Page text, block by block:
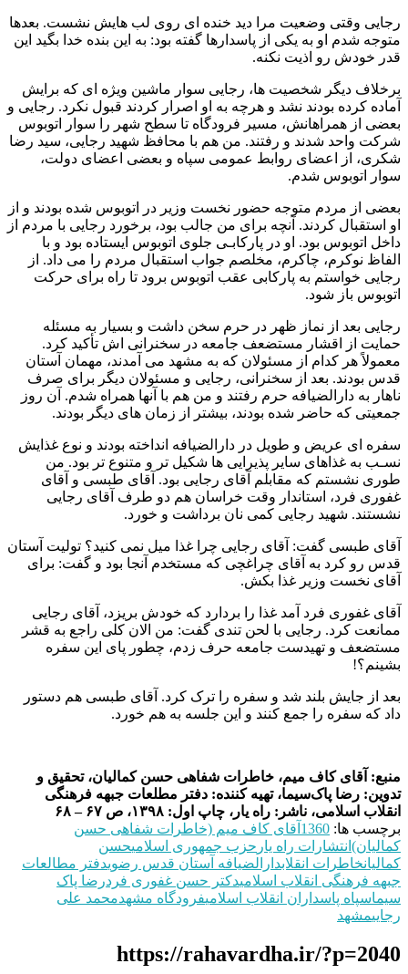
رجایی وقتی وضعیت مرا دید خنده ای روی لب هایش نشست. بعدها
متوجه شدم او به یکی از پاسدارها گفته بود: به این بنده خدا بگید این
قدر خودش رو اذیت نکنه.
برخلاف دیگر شخصیت ها، رجایی سوار ماشین ویژه ای که برایش
آماده کرده بودند نشد و هرچه به او اصرار کردند قبول نکرد. رجایی و
بعضی از همراهانش، مسیر فرودگاه تا سطح شهر را سوار اتوبوس
شرکت واحد شدند و رفتند. من هم با محافظ شهید رجایی، سید رضا
شکری، از اعضای روابط عمومی سپاه و بعضی اعضای دولت،
سوار اتوبوس شدم.
بعضی از مردم متوجه حضور نخست وزیر در اتوبوس شده بودند و از
او استقبال کردند. آنچه برای من جالب بود، برخورد رجایی با مردم از
داخل اتوبوس بود. او در پارکابـی جلوی اتوبوس ایستاده بود و با
الفاظ نوکرم، چاکرم، مخلصم جواب استقبال مردم را می داد. از
رجایی خواستم به پارکابی عقب اتوبوس برود تا راه برای حرکت
اتوبوس باز شود.
رجایی بعد از نماز ظهر در حرم سخن داشت و بسیار به مسئله
حمایت از اقشار مستضعف جامعه در سخنرانی اش تأکید کرد.
معمولاً هر کدام از مسئولان که به مشهد می آمدند، مهمان آستان
قدس بودند. بعد از سخنرانی، رجایی و مسئولان دیگر برای صرف
ناهار به دارالضیافه حرم رفتند و من هم با آنها همراه شدم. آن روز
جمعیتی که حاضر شده بودند، بیشتر از زمان های دیگر بودند.
سفره ای عریض و طویل در دارالضیافه انداخته بودند و نوع غذایش
نسـب به غذاهای سایر پذیرایی ها شکیل تر و متنوع تر بود. من
طوری نشستم که مقابلم آقای رجایی بود. آقای طبسی و آقای
غفوری فرد، استاندار وقت خراسان هم دو طرف آقای رجایی
نشستند. شهید رجایی کمی نان برداشت و خورد.
آقای طبسی گفت: آقای رجایی چرا غذا میل نمی کنید؟ تولیت آستان
قدس رو کرد به آقای چراغچی که مستخدم آنجا بود و گفت: برای
آقای نخست وزیر غذا بکش.
آقای غفوری فرد آمد غذا را بردارد که خودش بریزد، آقای رجایی
ممانعت کرد. رجایی با لحن تندی گفت: من الان کلی راجع به قشر
مستضعف و تهیدست جامعه حرف زدم، چطور پای این سفره
بشینم؟!
بعد از جایش بلند شد و سفره را ترک کرد. آقای طبسی هم دستور
داد که سفره را جمع کنند و این جلسه به هم خورد.
منبع: آقای کاف میم، خاطرات شفاهی حسن کمالیان، تحقیق و
تدوین: رضا پاک‌سیما، تهیه کننده: دفتر مطلعات جبهه فرهنگی
انقلاب اسلامی، ناشر: راه یار، چاپ اول: ۱۳۹۸، ص ۶۷ – ۶۸
برچسب ها: 1360 آقای کاف میم (خاطرات شفاهی حسن
کمالیان) انتشارات راه یار حزب جمهوری اسلامیحسن
کمالیانخاطرات انقلابدارالضیافه آستان قدس رضویدفتر مطالعات
جبهه فرهنگی انقلاب اسلامیدکتر حسن غفوری فردرضا پاک
سیماسپاه پاسداران انقلاب اسلامیفرودگاه مشهدمحمد علی
رجاییمشهد
https://rahavardha.ir/?p=2040